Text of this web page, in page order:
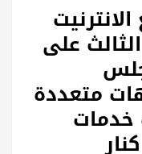
على
متعددة